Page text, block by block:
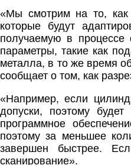
«Мы смотрим на то, как
которые будут
получаемую в процессе
параметры, такие как
металла, в то же время
сообщает о том, как
«Например, если
допуски, поэтому
программное
поэтому за меньшее
завершен быстрее.
сканирование».